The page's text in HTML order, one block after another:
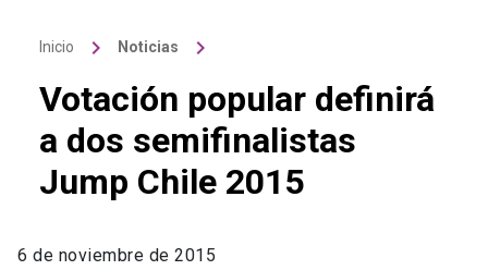
Inicio keyboard_arrow_right Noticias keyboard_arrow_right
Votación popular definirá
a dos semifinalistas
Jump Chile 2015
6 de noviembre de 2015